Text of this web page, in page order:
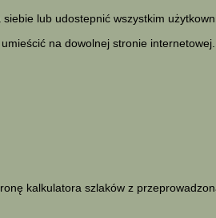
lub udostepnić wszystkim
na dowolnej stronie internetowej.
kalkulatora szlaków z